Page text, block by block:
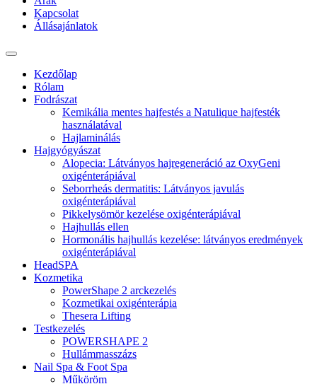
Kapcsolat
Állásajánlatok
Kezdőlap
Rólam
Fodrászat
Kemikália mentes hajfestés a Natulique hajfesték
használatával
Hajlaminálás
Hajgyógyászat
Alopecia: Látványos hajregeneráció az OxyGeni
oxigénterápiával
Seborrheás dermatitis: Látványos javulás
oxigénterápiával
Pikkelysömör kezelése oxigénterápiával
Hajhullás ellen
Hormonális hajhullás kezelése: látványos eredmények
oxigénterápiával
HeadSPA
Kozmetika
PowerShape 2 arckezelés
Kozmetikai oxigénterápia
Thesera Lifting
Testkezelés
POWERSHAPE 2
Hullámmasszázs
Nail Spa & Foot Spa
Műköröm